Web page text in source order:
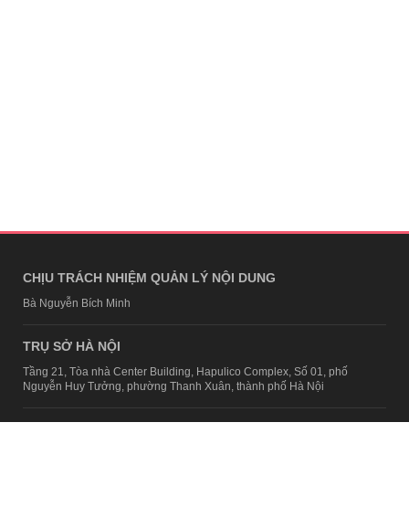
CHỊU TRÁCH NHIỆM QUẢN LÝ NỘI DUNG
Bà Nguyễn Bích Minh
TRỤ SỞ HÀ NỘI
Tầng 21, Tòa nhà Center Building, Hapulico Complex, Số 01, phố
Nguyễn Huy Tưởng, phường Thanh Xuân, thành phố Hà Nội